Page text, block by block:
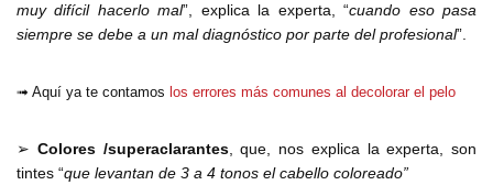
muy difícil hacerlo mal”, explica la experta, “cuando eso pasa
siempre se debe a un mal diagnóstico por parte del profesional”.
➟ Aquí ya te contamos los errores más comunes al decolorar el pelo
➢ Colores /superaclarantes, que, nos explica la experta, son
tintes “que levantan de 3 a 4 tonos el cabello coloreado”